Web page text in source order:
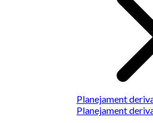
Planejament
Planejament